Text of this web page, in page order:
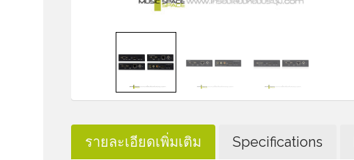
รายละเอียดเพิ่มเติม Specifications